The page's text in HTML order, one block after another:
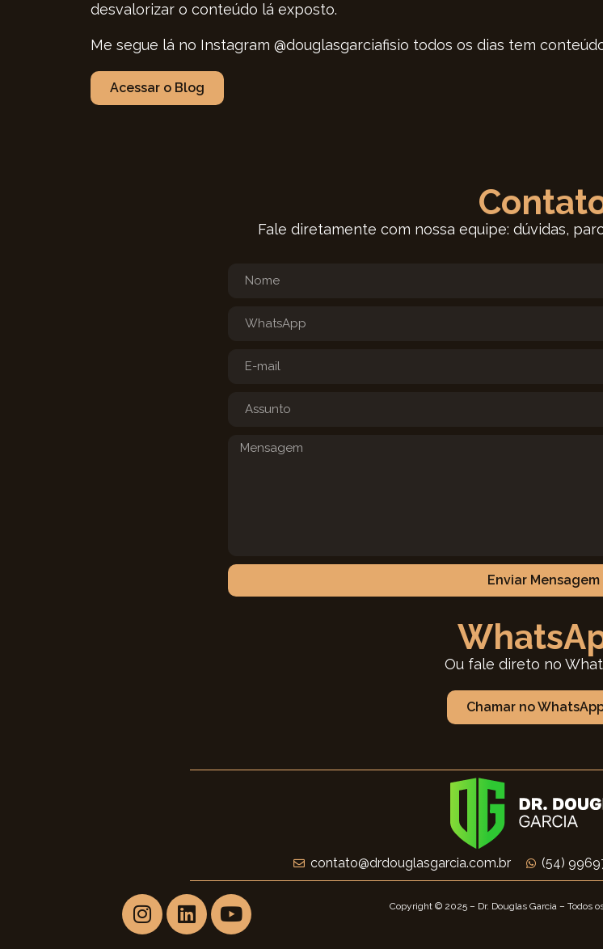
desvalorizar o conteúdo lá exposto.
Me segue lá no Instagram @douglasgarciafisio todos os dias tem
Acessar o Blog
Fale diretamente com nossa equipe: dúvidas,
Enviar Mensagem
Ou fale direto no
Chamar no
contato@drdouglasgarcia.com.br (54)
Copyright © 2025 – Dr. Douglas Garcia – Todos